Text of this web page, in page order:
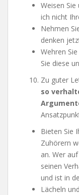
Weisen
ich nicht
Nehmen
denken
Wehren
Sie diese
Zu guter
so
Bieten Sie
Zuhörern
an. Wer
seinen
und ist in
Lächeln